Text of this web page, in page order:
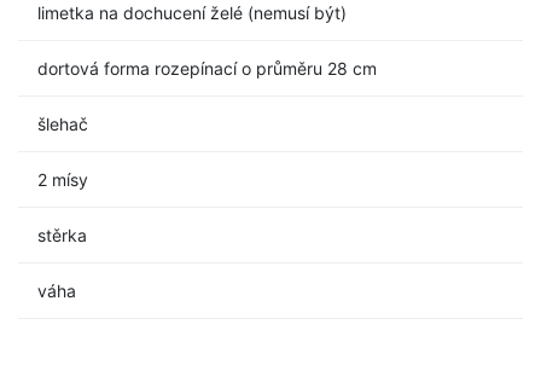
limetka na dochucení želé (nemusí být)
dortová forma rozepínací o průměru 28 cm
šlehač
2 mísy
stěrka
váha